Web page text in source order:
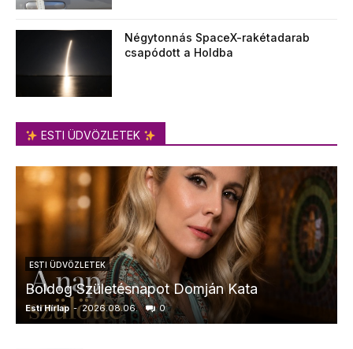
Négytonnás SpaceX-rakétadarab
csapódott a Holdba
ESTI ÜDVÖZLETEK
ESTI ÜDVÖZLETEK
Boldog Születésnapot Domján Kata
Esti Hírlap - 2026.08.06. 0